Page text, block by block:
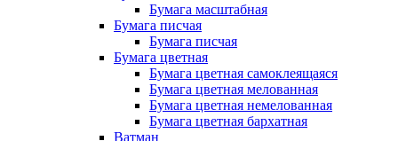
Бумага масштабная
Бумага писчая
Бумага писчая
Бумага цветная
Бумага цветная самоклеящаяся
Бумага цветная мелованная
Бумага цветная немелованная
Бумага цветная бархатная
Ватман